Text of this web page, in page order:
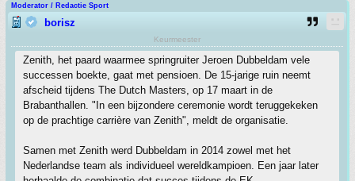
Moderator / Redactie Sport
borisz
Keurmeester
Zenith, het paard waarmee springruiter Jeroen Dubbeldam vele
successen boekte, gaat met pensioen. De 15-jarige ruin neemt
afscheid tijdens The Dutch Masters, op 17 maart in de
Brabanthallen. "In een bijzondere ceremonie wordt teruggekeken
op de prachtige carrière van Zenith", meldt de organisatie.
Samen met Zenith werd Dubbeldam in 2014 zowel met het
Nederlandse team als individueel wereldkampioen. Een jaar later